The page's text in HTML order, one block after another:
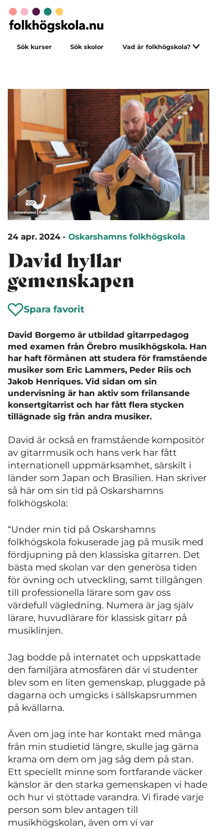
Sök kurser Sök skolor Vad är folkhögskola?
24 apr. 2024 - Oskarshamns folkhögskola
David hyllar
gemenskapen
Spara favorit
David Borgemo är utbildad gitarrpedagog
med examen från Örebro musikhögskola. Han
har haft förmånen att studera för framstående
musiker som Eric Lammers, Peder Riis och
Jakob Henriques. Vid sidan om sin
undervisning är han aktiv som frilansande
konsertgitarrist och har fått flera stycken
tillägnade sig från andra musiker.
David är också en framstående kompositör
av gitarrmusik och hans verk har fått
internationell uppmärksamhet, särskilt i
länder som Japan och Brasilien. Han skriver
så här om sin tid på Oskarshamns
folkhögskola:
“Under min tid på Oskarshamns
folkhögskola fokuserade jag på musik med
fördjupning på den klassiska gitarren. Det
bästa med skolan var den generösa tiden
för övning och utveckling, samt tillgången
till professionella lärare som gav oss
värdefull vägledning. Numera är jag själv
lärare, huvudlärare för klassisk gitarr på
musiklinjen.
Jag bodde på internatet och uppskattade
den familjära atmosfären där vi studenter
blev som en liten gemenskap, pluggade på
dagarna och umgicks i sällskapsrummen
på kvällarna.
Även om jag inte har kontakt med många
från min studietid längre, skulle jag gärna
krama om dem om jag såg dem på stan.
Ett speciellt minne som fortfarande väcker
känslor är den starka gemenskapen vi hade
och hur vi stöttade varandra. Vi firade varje
person som blev antagen till
musikhögskolan, även om vi var